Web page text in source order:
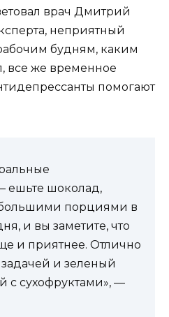
врач Дмитрий
неприятный
будням, каким
все же временное
помогают
ешьте шоколад,
порциями в
и вы заметите, что
и приятнее. Отлично
задачей и зеленый
с сухофруктами», —